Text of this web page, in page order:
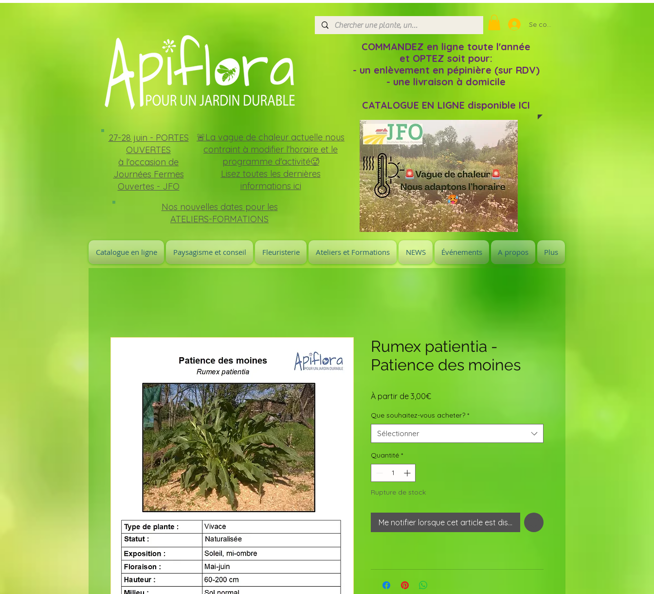
Se connecter
COMMANDEZ en ligne toute l'année
et OPTEZ soit pour:
- un enlèvement en pépinière (sur RDV)
- une livraison à domicile
CATALOGUE EN LIGNE disponible ICI
27-28 juin - PORTES
OUVERTES
à l'occasion de
Journées Fermes
Ouvertes - JFO
🚨La vague de chaleur actuelle nous
contraint à modifier l'horaire et le
programme d'activité🥵
Lisez toutes les dernières
informations ici
Nos nouvelles dates pour les
ATELIERS-FORMATIONS
Catalogue en ligne Paysagisme et conseil Fleuristerie Ateliers et Formations NEWS Événements A propos Plus
Rumex patientia -
Patience des moines
À partir de 3,00€Prix
Que souhaitez-vous acheter? *
Sélectionner
Quantité *
Rupture de stock
Me notifier lorsque cet article est disponible